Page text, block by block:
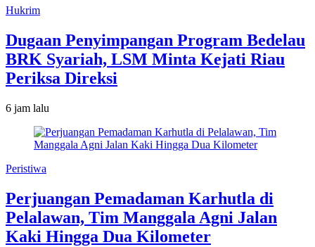
Hukrim
Dugaan Penyimpangan Program Bedelau
BRK Syariah, LSM Minta Kejati Riau
Periksa Direksi
6 jam lalu
Peristiwa
Perjuangan Pemadaman Karhutla di
Pelalawan, Tim Manggala Agni Jalan
Kaki Hingga Dua Kilometer